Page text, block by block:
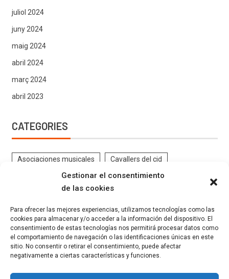
Gestionar el consentimiento
de las cookies
Para ofrecer las mejores experiencias, utilizamos tecnologías como las
cookies para almacenar y/o acceder a la información del dispositivo. El
consentimiento de estas tecnologías nos permitirá procesar datos como
el comportamiento de navegación o las identificaciones únicas en este
sitio. No consentir o retirar el consentimiento, puede afectar
negativamente a ciertas características y funciones.
juliol 2024
juny 2024
maig 2024
abril 2024
març 2024
abril 2023
CATEGORIES
Asociaciones musicales Cavallers del cid
Contrabandistes CRÒNIQUES DE FESTES
DOCUMENTS ANTICS FESTES
ENTREVISTES Estatutos Eventos Federació
FESTES GELADORS Filaes GALERIA FESTERA
INSTRUCCIONS FESTERES Kaimans La Canyeta